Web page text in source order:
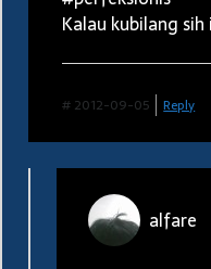
Kalau kubilang
# 2012-09-05 Reply
alfare